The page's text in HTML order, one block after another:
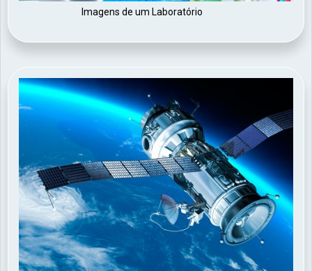
Imagens de um Laboratório